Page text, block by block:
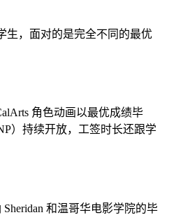
生，面对的是完全不同的最优
角色动画以最优成绩毕
）持续开放，工签时长还跟学
和温哥华电影学院的毕